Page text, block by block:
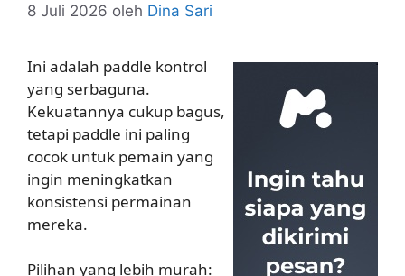
8 Juli 2026 oleh Dina Sari
Ini adalah paddle kontrol
yang serbaguna.
Kekuatannya cukup bagus,
tetapi paddle ini paling
cocok untuk pemain yang
ingin meningkatkan
konsistensi permainan
mereka.
Pilihan yang lebih murah: